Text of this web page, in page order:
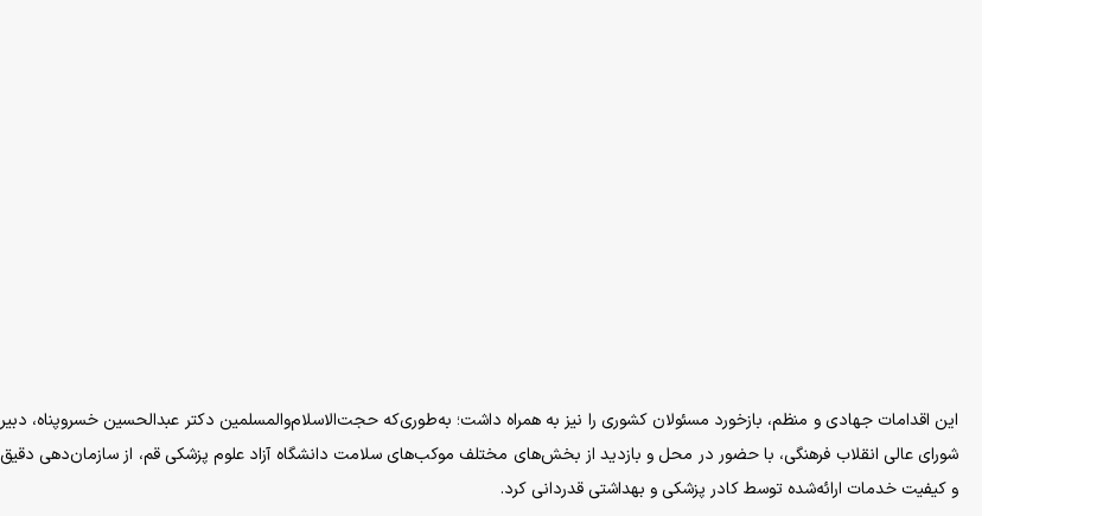
این اقدامات جهادی و منظم، بازخورد مسئولان کشوری را نیز به همراه داشت؛ به‌طوری‌که حجت‌الاسلام‌والمسلمین دکتر عبدالحسین خسروپناه، دبیر
شورای عالی انقلاب فرهنگی، با حضور در محل و بازدید از بخش‌های مختلف موکب‌های سلامت دانشگاه آزاد علوم پزشکی قم، از سازمان‌دهی دقیق
و کیفیت خدمات ارائه‌شده توسط کادر پزشکی و بهداشتی قدردانی کرد.